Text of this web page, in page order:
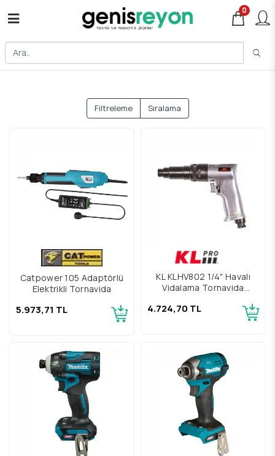
0
Filtreleme Sıralama
Catpower 105 Adaptörlü
Elektrikli Tornavida
5.973,71 TL
KL KLHV802 1/4" Havalı
Vidalama Tornavida
4.724,70 TL